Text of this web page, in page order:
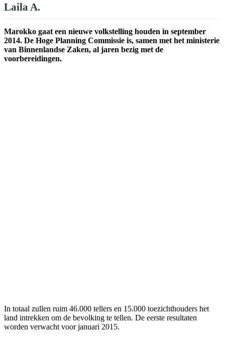
Laila A.
Marokko gaat een nieuwe volkstelling houden in september
2014. De Hoge Planning Commissie is, samen met het ministerie
van Binnenlandse Zaken, al jaren bezig met de
voorbereidingen.
In totaal zullen ruim 46.000 tellers en 15.000 toezichthouders het
land intrekken om de bevolking te tellen. De eerste resultaten
worden verwacht voor januari 2015.